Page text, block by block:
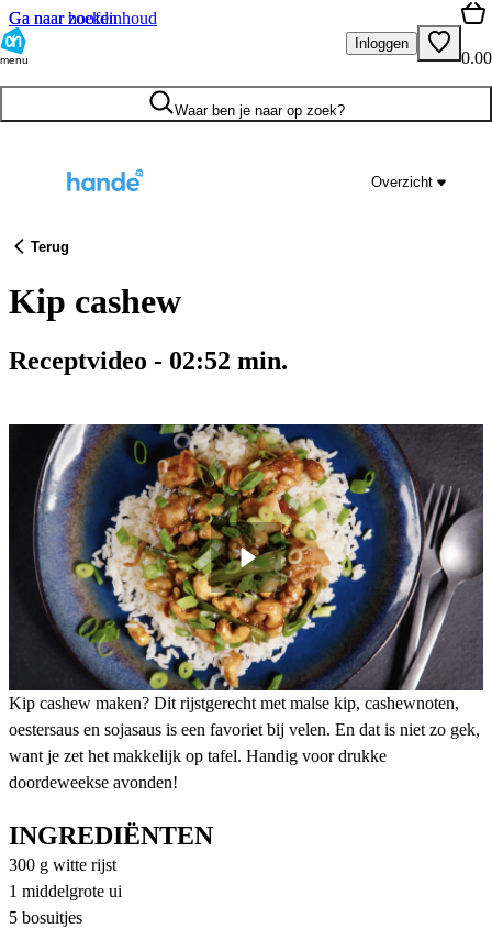
Ga naar hoofdinhoud
Ga naar zoeken
menu
Inloggen
0.00
Waar ben je naar op zoek?
Overzicht
Terug
Kip cashew
Receptvideo - 02:52 min.
Kip cashew maken? Dit rijstgerecht met malse kip, cashewnoten,
oestersaus en sojasaus is een favoriet bij velen. En dat is niet zo gek,
want je zet het makkelijk op tafel. Handig voor drukke
doordeweekse avonden!
INGREDIËNTEN
300 g witte rijst
1 middelgrote ui
5 bosuitjes